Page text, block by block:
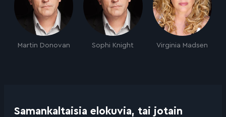
Martin Donovan Sophi Knight Virginia Madsen
Samankaltaisia elokuvia, tai jotain